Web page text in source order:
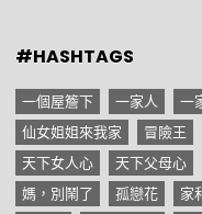
#HASHTAGS
一個屋簷下 一家人 一
仙女姐姐來我家
冒險王
天下女人心
天下父母心
媽，別鬧了
孤戀花 家